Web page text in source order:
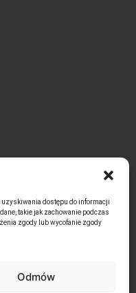
dostępu do informacji
takie jak zachowanie podczas
zgody lub wycofanie zgody
Odmów